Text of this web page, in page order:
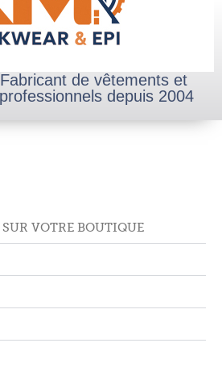
de vêtements et
depuis 2004
VOTRE BOUTIQUE